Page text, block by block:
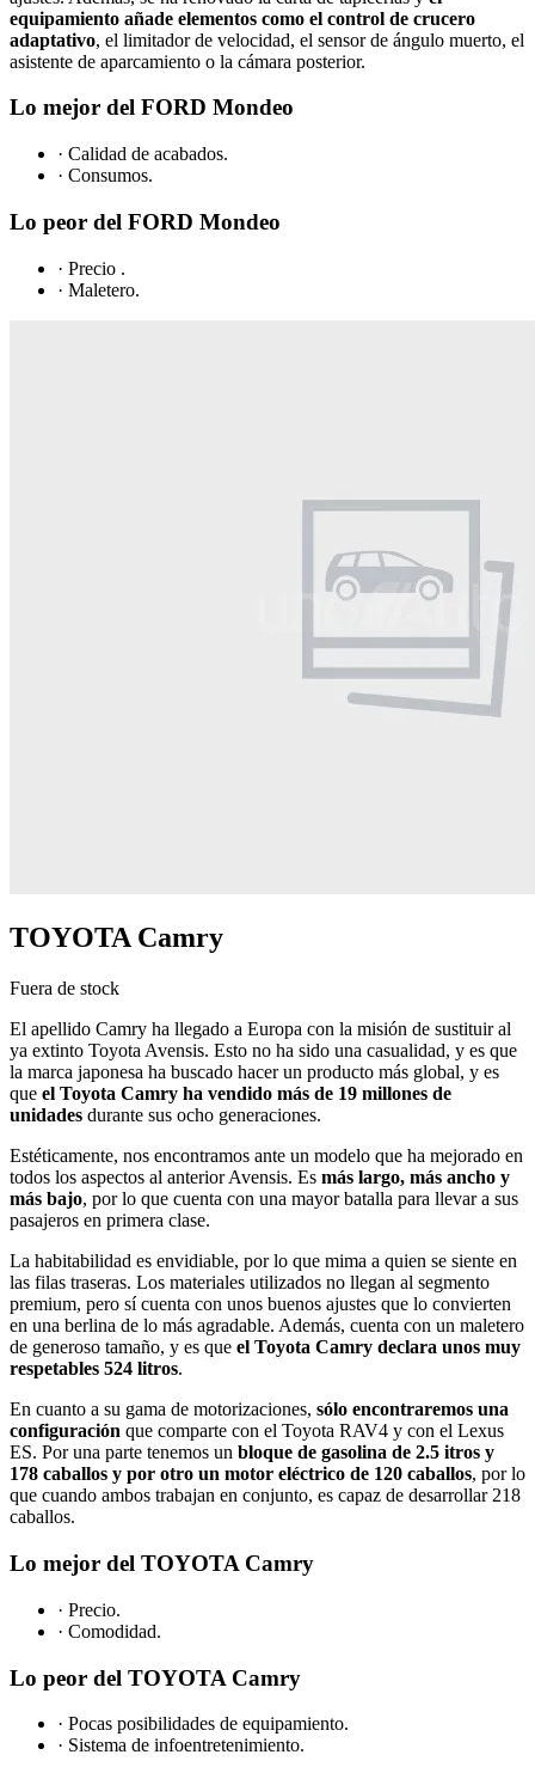
equipamiento añade elementos como el control de crucero
adaptativo, el limitador de velocidad, el sensor de ángulo muerto, el
asistente de aparcamiento o la cámara posterior.
Lo mejor del FORD Mondeo
· Calidad de acabados.
· Consumos.
Lo peor del FORD Mondeo
· Precio .
· Maletero.
TOYOTA Camry
Fuera de stock
El apellido Camry ha llegado a Europa con la misión de sustituir al
ya extinto Toyota Avensis. Esto no ha sido una casualidad, y es que
la marca japonesa ha buscado hacer un producto más global, y es
que el Toyota Camry ha vendido más de 19 millones de
unidades durante sus ocho generaciones.
Estéticamente, nos encontramos ante un modelo que ha mejorado en
todos los aspectos al anterior Avensis. Es más largo, más ancho y
más bajo, por lo que cuenta con una mayor batalla para llevar a sus
pasajeros en primera clase.
La habitabilidad es envidiable, por lo que mima a quien se siente en
las filas traseras. Los materiales utilizados no llegan al segmento
premium, pero sí cuenta con unos buenos ajustes que lo convierten
en una berlina de lo más agradable. Además, cuenta con un maletero
de generoso tamaño, y es que el Toyota Camry declara unos muy
respetables 524 litros.
En cuanto a su gama de motorizaciones, sólo encontraremos una
configuración que comparte con el Toyota RAV4 y con el Lexus
ES. Por una parte tenemos un bloque de gasolina de 2.5 itros y
178 caballos y por otro un motor eléctrico de 120 caballos, por lo
que cuando ambos trabajan en conjunto, es capaz de desarrollar 218
caballos.
Lo mejor del TOYOTA Camry
· Precio.
· Comodidad.
Lo peor del TOYOTA Camry
· Pocas posibilidades de equipamiento.
· Sistema de infoentretenimiento.